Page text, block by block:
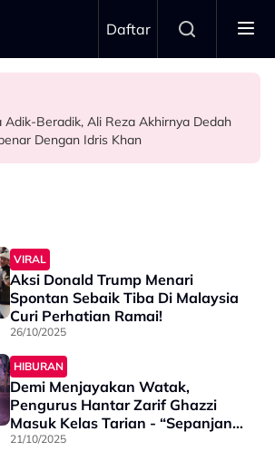
Daftar
Dikenali Sebagai Penyanyi Rock -
Dengan Lisa Nak Buat…”
Adik-Beradik, Ali Reza Akhirnya Dedah
Dengan Idris Khan
Saya, Jaclyn Victor & Ning Baizura
Amzah
Kembali Shooting, Akui Lagi Suka
- “Tak Semestinya Hero Saja
VIRAL
Aksi Donald Trump Menari
Spontan Sebaik Tiba Di Malaysia
Curi Perhatian Ramai!
26/10/2025
HIBURAN
Demi Menjayakan Watak,
Pengurus Hantar Zarif Ghazzi
Masuk Kelas Tarian - “Sepanjang
21 Tahun Saya Tak Pernah…”
21/10/2025